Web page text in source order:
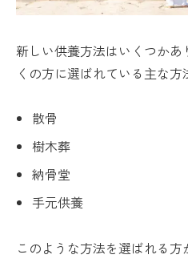
新しい供養方法はいくつか
くの方に選ばれている主な方
散骨
樹木葬
納骨堂
手元供養
このような方法を選ばれる方